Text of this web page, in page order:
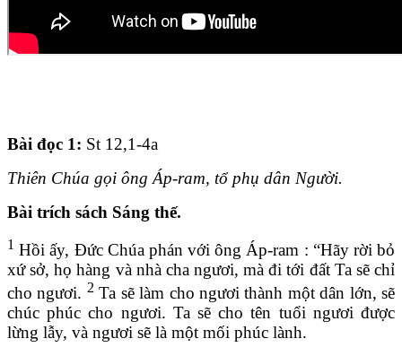
Bài đọc 1: St 12,1-4a
Thiên Chúa gọi ông Áp-ram, tổ phụ dân Người.
Bài trích sách Sáng thế.
1 Hồi ấy, Đức Chúa phán với ông Áp-ram : “Hãy rời bỏ
xứ sở, họ hàng và nhà cha ngươi, mà đi tới đất Ta sẽ chỉ
cho ngươi. 2Ta sẽ làm cho ngươi thành một dân lớn, sẽ
chúc phúc cho ngươi. Ta sẽ cho tên tuổi ngươi được
lừng lẫy, và ngươi sẽ là một mối phúc lành.